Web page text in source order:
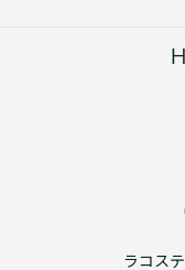
ラコス